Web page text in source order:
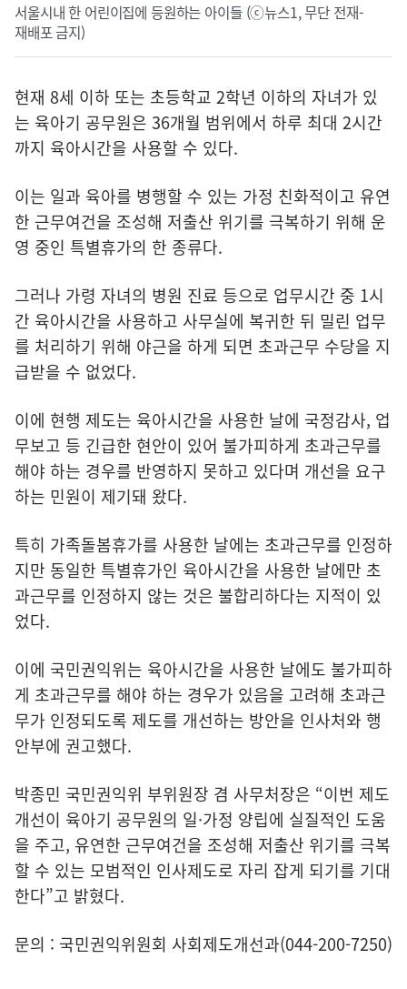
서울시내 한 어린이집에 등원하는 아이들 (ⓒ뉴스1, 무단 전재-
재배포 금지)
현재 8세 이하 또는 초등학교 2학년 이하의 자녀가 있
는 육아기 공무원은 36개월 범위에서 하루 최대 2시간
까지 육아시간을 사용할 수 있다.
이는 일과 육아를 병행할 수 있는 가정 친화적이고 유연
한 근무여건을 조성해 저출산 위기를 극복하기 위해 운
영 중인 특별휴가의 한 종류다.
그러나 가령 자녀의 병원 진료 등으로 업무시간 중 1시
간 육아시간을 사용하고 사무실에 복귀한 뒤 밀린 업무
를 처리하기 위해 야근을 하게 되면 초과근무 수당을 지
급받을 수 없었다.
이에 현행 제도는 육아시간을 사용한 날에 국정감사, 업
무보고 등 긴급한 현안이 있어 불가피하게 초과근무를
해야 하는 경우를 반영하지 못하고 있다며 개선을 요구
하는 민원이 제기돼 왔다.
특히 가족돌봄휴가를 사용한 날에는 초과근무를 인정하
지만 동일한 특별휴가인 육아시간을 사용한 날에만 초
과근무를 인정하지 않는 것은 불합리하다는 지적이 있
었다.
이에 국민권익위는 육아시간을 사용한 날에도 불가피하
게 초과근무를 해야 하는 경우가 있음을 고려해 초과근
무가 인정되도록 제도를 개선하는 방안을 인사처와 행
안부에 권고했다.
박종민 국민권익위 부위원장 겸 사무처장은 “이번 제도
개선이 육아기 공무원의 일·가정 양립에 실질적인 도움
을 주고, 유연한 근무여건을 조성해 저출산 위기를 극복
할 수 있는 모범적인 인사제도로 자리 잡게 되기를 기대
한다”고 밝혔다.
문의 : 국민권익위원회 사회제도개선과(044-200-7250)